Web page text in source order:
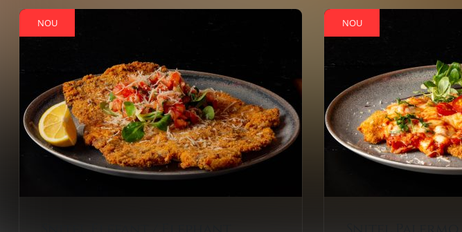
NOU NOU